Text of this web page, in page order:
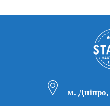
м.